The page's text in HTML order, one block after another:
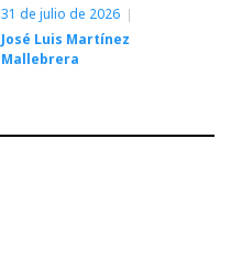
31 de julio de 2026
José Luis Martínez
Mallebrera